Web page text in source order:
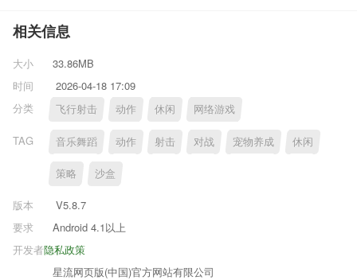
相关信息
大小
33.86MB
时间
2026-04-18 17:09
分类
飞行射击 动作 休闲 网络游戏
TAG 音乐舞蹈 动作 射击 对战 宠物养成 休闲
策略 沙盒
版本
V5.8.7
要求
Android 4.1以上
隐私政策
开发者
星流网页版(中国)官方网站有限公司